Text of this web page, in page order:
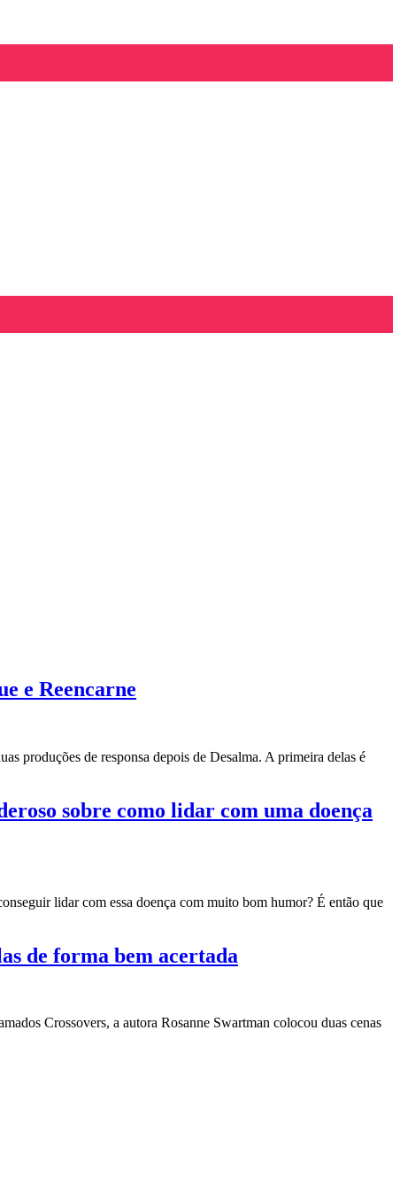
e Reencarne
produções de responsa depois de Desalma. A primeira delas é
sobre como lidar com uma doença
lidar com essa doença com muito bom humor? É então que
de forma bem acertada
Crossovers, a autora Rosanne Swartman colocou duas cenas